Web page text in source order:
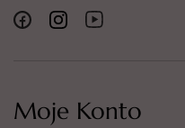
Moje Konto